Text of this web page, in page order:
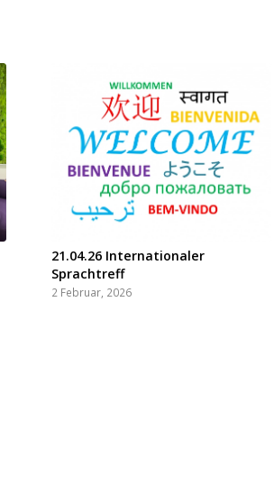
21.04.26 Internationaler
Sprachtreff
2 Februar, 2026